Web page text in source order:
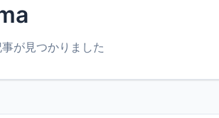
事が見つかりました